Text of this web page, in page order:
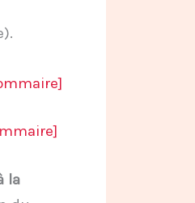
la